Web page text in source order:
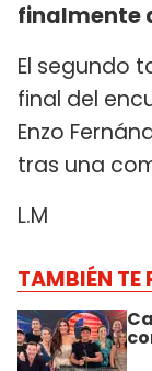
finalmente
El segundo
final del
Enzo
tras una
L.M
TAMBIÉN TE